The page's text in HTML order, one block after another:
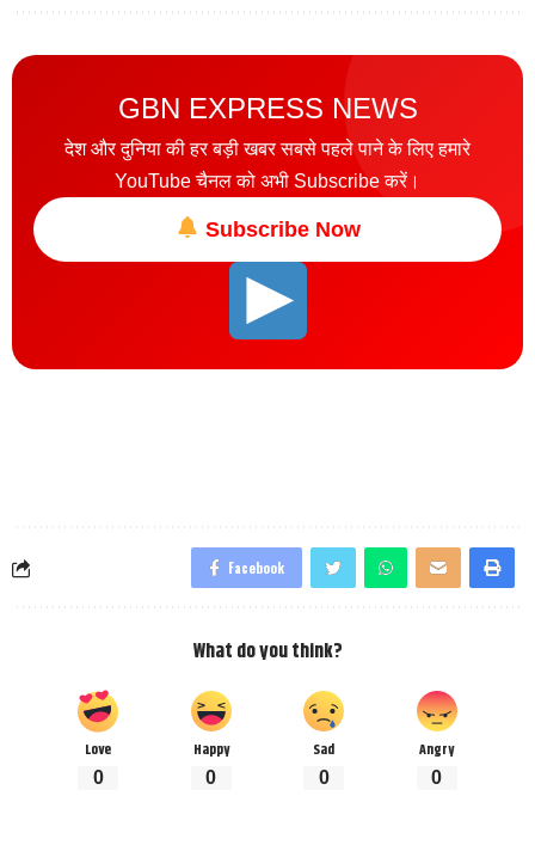
GBN EXPRESS NEWS
देश और दुनिया की हर बड़ी खबर सबसे पहले पाने के लिए हमारे
YouTube चैनल को अभी Subscribe करें।
Subscribe Now
Facebook
What do you think?
Love
0
Happy
0
Sad
0
Angry
0